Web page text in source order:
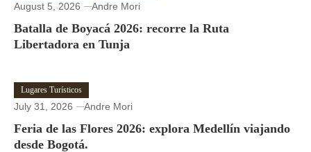
August 5, 2026 Andre Mori
Batalla de Boyacá 2026: recorre la Ruta
Libertadora en Tunja
Lugares Turísticos
July 31, 2026 Andre Mori
Feria de las Flores 2026: explora Medellín viajando
desde Bogotá.